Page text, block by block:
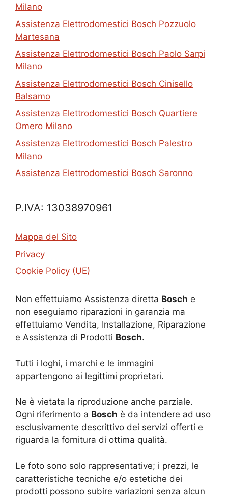
Milano
Assistenza Elettrodomestici Bosch Pozzuolo
Martesana
Assistenza Elettrodomestici Bosch Paolo Sarpi
Milano
Assistenza Elettrodomestici Bosch Cinisello
Balsamo
Assistenza Elettrodomestici Bosch Quartiere
Omero Milano
Assistenza Elettrodomestici Bosch Palestro
Milano
Assistenza Elettrodomestici Bosch Saronno
P.IVA: 13038970961
Mappa del Sito
Privacy
Cookie Policy (UE)
Non effettuiamo Assistenza diretta Bosch e
non eseguiamo riparazioni in garanzia ma
effettuiamo Vendita, Installazione, Riparazione
e Assistenza di Prodotti Bosch.
Tutti i loghi, i marchi e le immagini
appartengono ai legittimi proprietari.
Ne è vietata la riproduzione anche parziale.
Ogni riferimento a Bosch è da intendere ad uso
esclusivamente descrittivo dei servizi offerti e
riguarda la fornitura di ottima qualità.
Le foto sono solo rappresentative; i prezzi, le
caratteristiche tecniche e/o estetiche dei
prodotti possono subire variazioni senza alcun